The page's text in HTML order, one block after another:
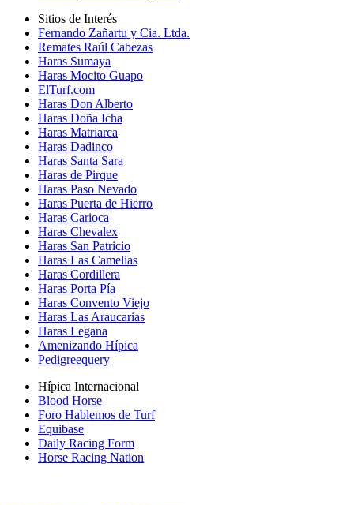
Sitios de Interés
Fernando Zañartu y Cia. Ltda.
Remates Raúl Cabezas
Haras Sumaya
Haras Mocito Guapo
ElTurf.com
Haras Don Alberto
Haras Doña Icha
Haras Matriarca
Haras Dadinco
Haras Santa Sara
Haras de Pirque
Haras Paso Nevado
Haras Puerta de Hierro
Haras Carioca
Haras Chevalex
Haras San Patricio
Haras Las Camelias
Haras Cordillera
Haras Porta Pía
Haras Convento Viejo
Haras Las Araucarias
Haras Legana
Amenizando Hípica
Pedigreequery
Hípica Internacional
Blood Horse
Foro Hablemos de Turf
Equibase
Daily Racing Form
Horse Racing Nation